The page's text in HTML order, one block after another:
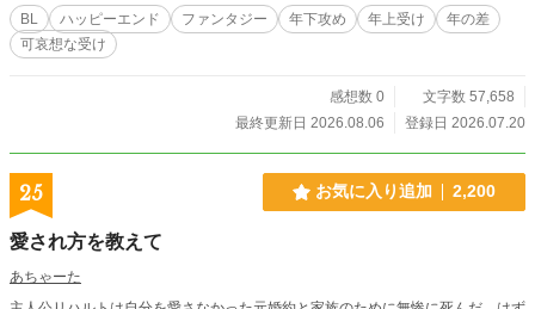
側に居る。なんだか初の感覚。でもオレ、勉強しなきゃ！な
のに…？ と、αに可愛がられて翻弄されまくる話です。ぜひ
BL ハッピーエンド ファンタジー 年下攻め 年上受け
年の差
可哀想な受け
感想数 0
文字数 57,658
最終更新日 2026.08.06
登録日 2026.07.20
25 お気に入り追加 2,200
愛され方を教えて
あちゃーた